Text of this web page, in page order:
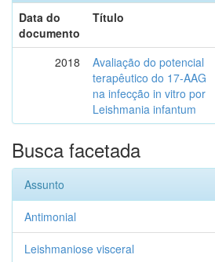
Data do
documento
Título
2018
Avaliação do potencial
terapêutico do 17-AAG
na infecção in vitro por
Leishmania infantum
Busca facetada
Assunto
Antimonial
Leishmaniose visceral